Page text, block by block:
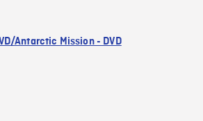
Antarctic Mission - DVD